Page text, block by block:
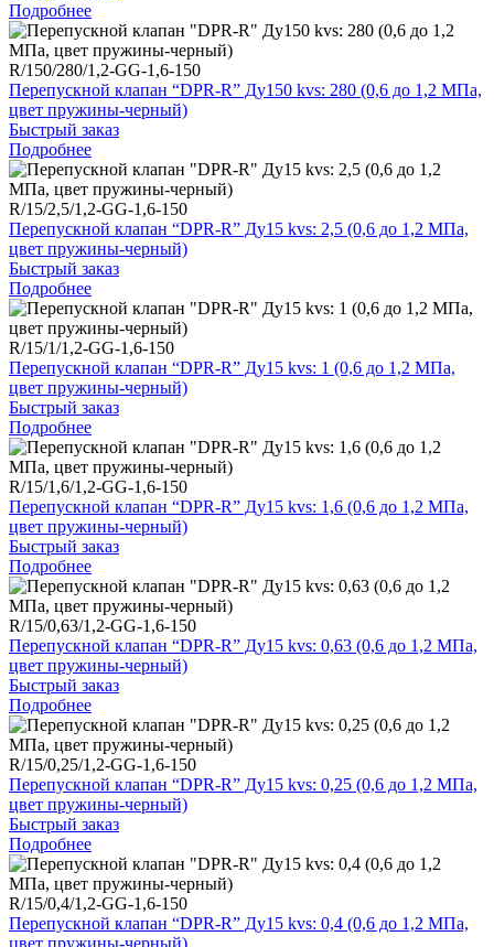
Подробнее
R/150/280/1,2-GG-1,6-150
Перепускной клапан “DPR-R” Ду150 kvs: 280 (0,6 до 1,2 МПа,
цвет пружины-черный)
Быстрый заказ
Подробнее
R/15/2,5/1,2-GG-1,6-150
Перепускной клапан “DPR-R” Ду15 kvs: 2,5 (0,6 до 1,2 МПа,
цвет пружины-черный)
Быстрый заказ
Подробнее
R/15/1/1,2-GG-1,6-150
Перепускной клапан “DPR-R” Ду15 kvs: 1 (0,6 до 1,2 МПа,
цвет пружины-черный)
Быстрый заказ
Подробнее
R/15/1,6/1,2-GG-1,6-150
Перепускной клапан “DPR-R” Ду15 kvs: 1,6 (0,6 до 1,2 МПа,
цвет пружины-черный)
Быстрый заказ
Подробнее
R/15/0,63/1,2-GG-1,6-150
Перепускной клапан “DPR-R” Ду15 kvs: 0,63 (0,6 до 1,2 МПа,
цвет пружины-черный)
Быстрый заказ
Подробнее
R/15/0,25/1,2-GG-1,6-150
Перепускной клапан “DPR-R” Ду15 kvs: 0,25 (0,6 до 1,2 МПа,
цвет пружины-черный)
Быстрый заказ
Подробнее
R/15/0,4/1,2-GG-1,6-150
Перепускной клапан “DPR-R” Ду15 kvs: 0,4 (0,6 до 1,2 МПа,
цвет пружины-черный)